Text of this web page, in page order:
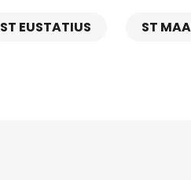
ST EUSTATIUS ST